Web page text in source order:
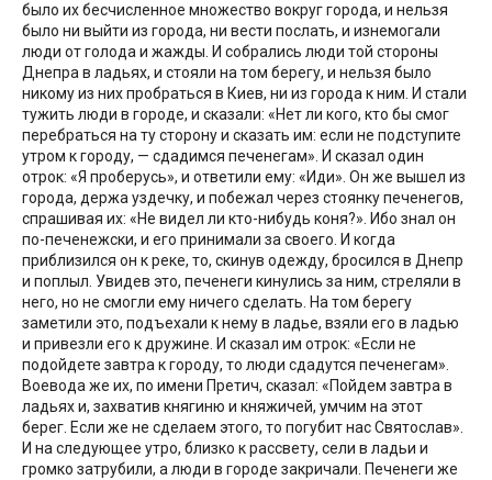
было их бесчисленное множество вокруг города, и нельзя
было ни выйти из города, ни вести послать, и изнемогали
люди от голода и жажды. И собрались люди той стороны
Днепра в ладьях, и стояли на том берегу, и нельзя было
никому из них пробраться в Киев, ни из города к ним. И стали
тужить люди в городе, и сказали: «Нет ли кого, кто бы смог
перебраться на ту сторону и сказать им: если не подступите
утром к городу, — сдадимся печенегам». И сказал один
отрок: «Я проберусь», и ответили ему: «Иди». Он же вышел из
города, держа уздечку, и побежал через стоянку печенегов,
спрашивая их: «Не видел ли кто-нибудь коня?». Ибо знал он
по-печенежски, и его принимали за своего. И когда
приблизился он к реке, то, скинув одежду, бросился в Днепр
и поплыл. Увидев это, печенеги кинулись за ним, стреляли в
него, но не смогли ему ничего сделать. На том берегу
заметили это, подъехали к нему в ладье, взяли его в ладью
и привезли его к дружине. И сказал им отрок: «Если не
подойдете завтра к городу, то люди сдадутся печенегам».
Воевода же их, по имени Претич, сказал: «Пойдем завтра в
ладьях и, захватив княгиню и княжичей, умчим на этот
берег. Если же не сделаем этого, то погубит нас Святослав».
И на следующее утро, близко к рассвету, сели в ладьи и
громко затрубили, а люди в городе закричали. Печенеги же